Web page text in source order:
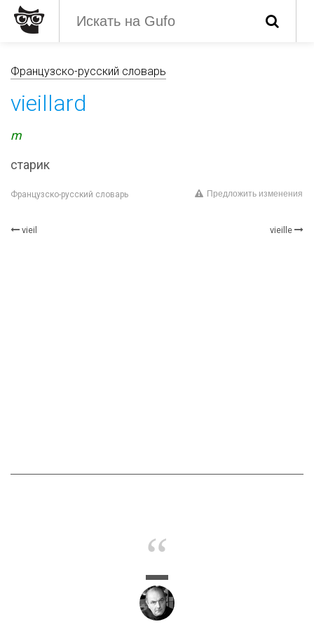
Французско-русский словарь
vieillard
m
старик
Французско-русский словарь Предложить изменения
vieil vieille